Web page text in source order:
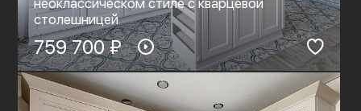
столешницей
759 700 ₽